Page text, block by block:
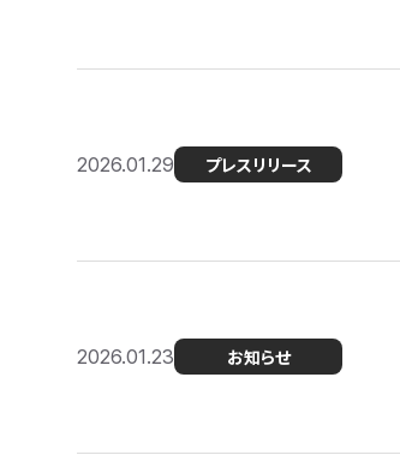
2026.01.29 プレスリリース
2026.01.23 お知らせ